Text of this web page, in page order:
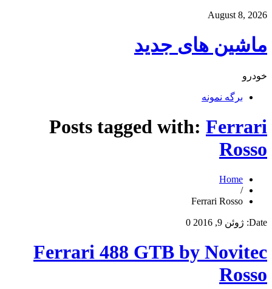
August 8, 2026
ماشین های جدید
خودرو
برگه نمونه
Posts tagged with: Ferrari
Rosso
Home
/
Ferrari Rosso
Date: ژوئن 9, 2016 0
Ferrari 488 GTB by Novitec
Rosso